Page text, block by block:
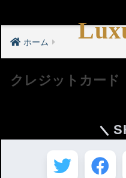
ホーム
クレジットカード